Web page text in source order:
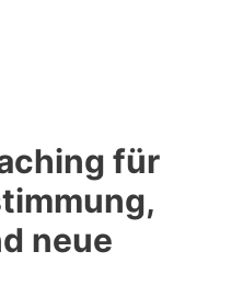
für
neue